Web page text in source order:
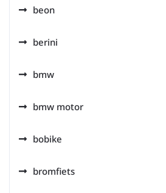
beon
berini
bmw
bmw motor
bobike
bromfiets